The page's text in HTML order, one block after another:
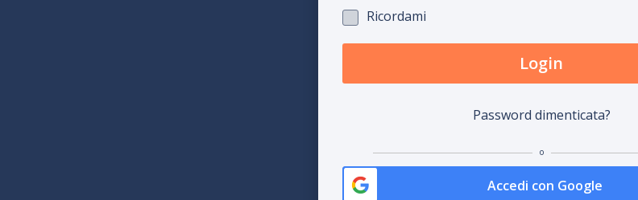
Ricordami
Login
Password dimenticata?
o
Accedi con Google